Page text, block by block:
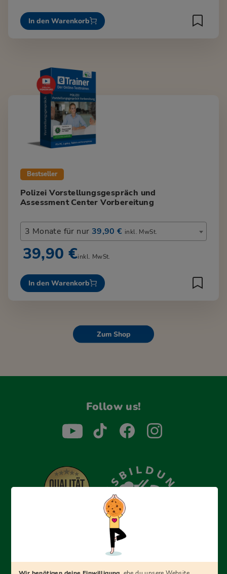
In den Warenkorb
Bestseller
Polizei Vorstellungsgespräch und
Assessment Center Vorbereitung
3 Monate für nur 39,90 € inkl. MwSt.
39,90 €inkl. MwSt.
In den Warenkorb
Zum Shop
Follow us!
Erfolgreich bewerben mit Ausbildungspark: Wir
begleiten dich Schritt für Schritt bei deinem Start in den